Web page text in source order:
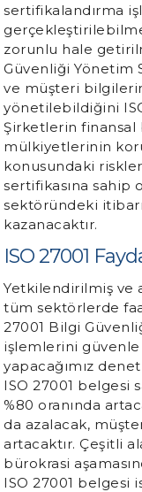
sertifikalandırma
zorunlu hale
Güvenliği Yönetim
ve müşteri
yönetilebildiğini
Şirketlerin
mülkiyetlerinin
konusundaki
sertifikasına sahip
sektöründeki
kazanacaktır.
ISO 27001
Yetkilendirilmiş ve
tüm sektörlerde
27001 Bilgi
işlemlerini güvenle
yapacağımız
ISO 27001 belgesi
%80 oranında
da azalacak,
artacaktır. Çeşitli
bürokrasi
ISO 27001 belgesi